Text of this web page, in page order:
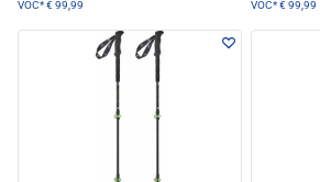
VOC*€ 99,99 VOC*€ 99,99